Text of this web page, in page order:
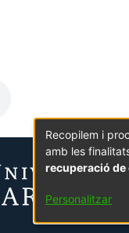
Recopilem i
amb les
recuperació
Personalitzar